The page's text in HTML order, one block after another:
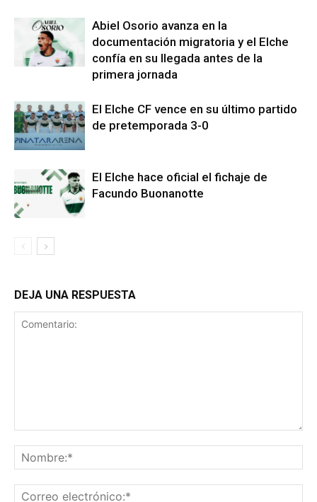
Abiel Osorio avanza en la
documentación migratoria y el Elche
confía en su llegada antes de la
primera jornada
El Elche CF vence en su último partido
de pretemporada 3-0
El Elche hace oficial el fichaje de
Facundo Buonanotte
DEJA UNA RESPUESTA